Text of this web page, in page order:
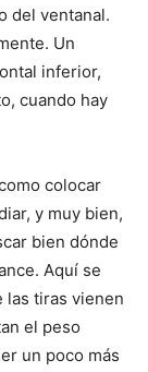
del ventanal.
Un
inferior,
cuando hay
colocar
y muy bien,
bien dónde
Aquí se
las tiras vienen
el peso
un poco más